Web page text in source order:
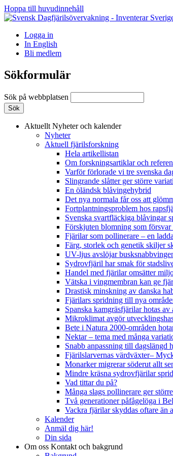
Hoppa till huvudinnehåll
Logga in
In English
Bli medlem
Sökformulär
Sök på webbplatsen
Aktuellt Nyheter och kalender
Nyheter
Aktuell fjärilsforskning
Hela artikellistan
Om forskningsartiklar och
Varför förlorade vi tre svenska
Slingrande slåtter ger större
En öländsk blåvingehybrid
Det nya normala får oss att
Fortplantningsproblem hos
Svenska svartfläckiga blåvingar
Förskjuten blomning som
Fjärilar som pollinerare – en
Färg, storlek och genetik skiljer
UV-ljus avslöjar
Sydrovfjäril har smak för
Handel med fjärilar omsätter
Vätska i vingmembran kan ge
Drastisk minskning av danska
Fjärilars spridning till nya
Spanska kamgräsfjärilar hotas
Mikroklimat avgör
Bete i Natura 2000-områden
Nektar – tema med många
Snabb anpassning till dagslängd
Fjärilslarvernas värdväxter–
Monarker migrerar söderut allt
Mindre kräsna sydrovfjärilar
Vad tittar du på?
Många slags pollinerare ger
Två generationer påfågelöga i
Vackra fjärilar skyddas oftare än
Kalender
Anmäl dig här!
Din sida
Om oss Kontakt och bakgrund